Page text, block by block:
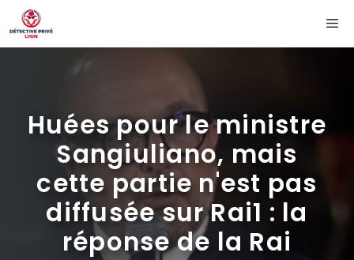
Aller
au
contenu
Huées pour le ministre
Sangiuliano, mais
cette partie n'est pas
diffusée sur Rai1 : la
réponse de la Rai